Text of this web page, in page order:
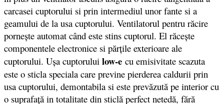
carcasei cuptorului si prin intermediul unor fante si a
geamului de la usa cuptorului. Ventilatorul pentru răcire
porneşte automat când este stins cuptorul. El răceşte
componentele electronice si părţile exterioare ale
cuptorului. Uşa cuptorului low-e cu emisivitate scazuta
este o sticla speciala care previne pierderea caldurii prin
usa cuptorului, demontabila si este prevăzută pe interior cu
o suprafaţă in totalitate din sticlă perfect netedă, fără